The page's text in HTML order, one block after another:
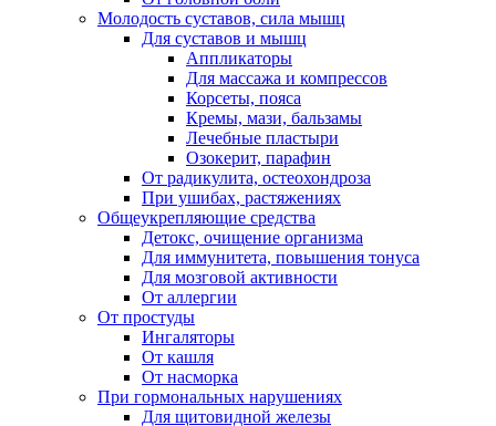
Молодость суставов, сила мышц
Для суставов и мышц
Аппликаторы
Для массажа и компрессов
Корсеты, пояса
Кремы, мази, бальзамы
Лечебные пластыри
Озокерит, парафин
От радикулита, остеохондроза
При ушибах, растяжениях
Общеукрепляющие средства
Детокс, очищение организма
Для иммунитета, повышения тонуса
Для мозговой активности
От аллергии
От простуды
Ингаляторы
От кашля
От насморка
При гормональных нарушениях
Для щитовидной железы